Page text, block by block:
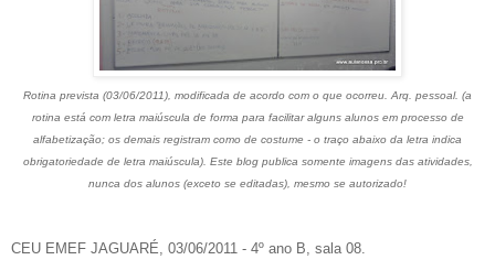
Rotina prevista (03/06/2011), modificada de acordo com o que ocorreu. Arq. pessoal. (a
rotina está com letra maiúscula de forma para facilitar alguns alunos em processo de
alfabetização; os demais registram como de costume - o traço abaixo da letra indica
obrigatoriedade de letra maiúscula). Este blog publica somente imagens das atividades,
nunca dos alunos (exceto se editadas), mesmo se autorizado!
CEU EMEF JAGUARÉ, 03/06/2011 - 4º ano B, sala 08.